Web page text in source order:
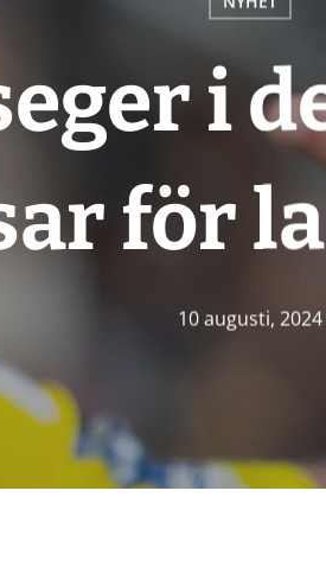
i
för
10 augusti, 2024